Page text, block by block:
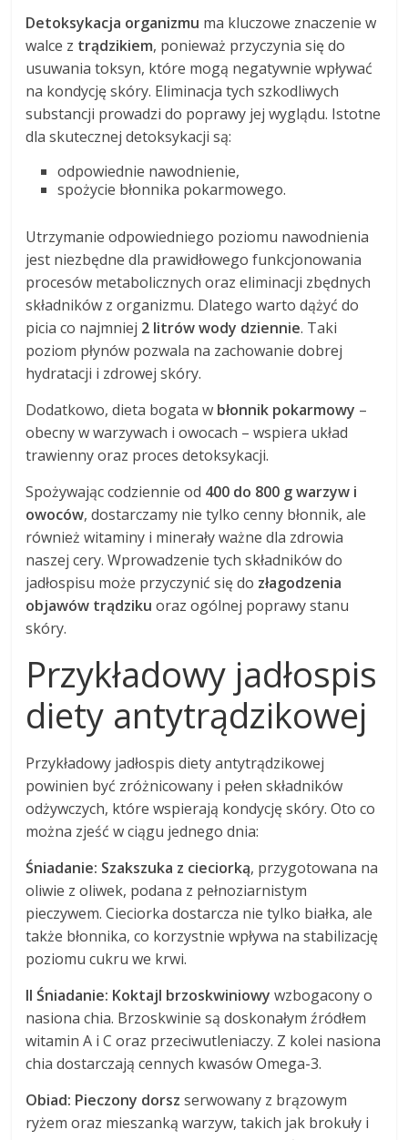
Detoksykacja organizmu ma kluczowe znaczenie w
walce z trądzikiem, ponieważ przyczynia się do
usuwania toksyn, które mogą negatywnie wpływać
na kondycję skóry. Eliminacja tych szkodliwych
substancji prowadzi do poprawy jej wyglądu. Istotne
dla skutecznej detoksykacji są:
odpowiednie nawodnienie,
spożycie błonnika pokarmowego.
Utrzymanie odpowiedniego poziomu nawodnienia
jest niezbędne dla prawidłowego funkcjonowania
procesów metabolicznych oraz eliminacji zbędnych
składników z organizmu. Dlatego warto dążyć do
picia co najmniej 2 litrów wody dziennie. Taki
poziom płynów pozwala na zachowanie dobrej
hydratacji i zdrowej skóry.
Dodatkowo, dieta bogata w błonnik pokarmowy –
obecny w warzywach i owocach – wspiera układ
trawienny oraz proces detoksykacji.
Spożywając codziennie od 400 do 800 g warzyw i
owoców, dostarczamy nie tylko cenny błonnik, ale
również witaminy i minerały ważne dla zdrowia
naszej cery. Wprowadzenie tych składników do
jadłospisu może przyczynić się do złagodzenia
objawów trądziku oraz ogólnej poprawy stanu
skóry.
Przykładowy jadłospis
diety antytrądzikowej
Przykładowy jadłospis diety antytrądzikowej
powinien być zróżnicowany i pełen składników
odżywczych, które wspierają kondycję skóry. Oto co
można zjeść w ciągu jednego dnia:
Śniadanie: Szakszuka z cieciorką, przygotowana na
oliwie z oliwek, podana z pełnoziarnistym
pieczywem. Cieciorka dostarcza nie tylko białka, ale
także błonnika, co korzystnie wpływa na stabilizację
poziomu cukru we krwi.
II Śniadanie: Koktajl brzoskwiniowy wzbogacony o
nasiona chia. Brzoskwinie są doskonałym źródłem
witamin A i C oraz przeciwutleniaczy. Z kolei nasiona
chia dostarczają cennych kwasów Omega-3.
Obiad: Pieczony dorsz serwowany z brązowym
ryżem oraz mieszanką warzyw, takich jak brokuły i